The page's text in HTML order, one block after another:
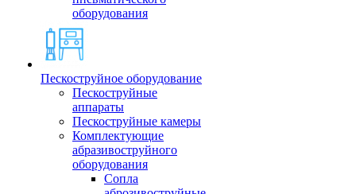
оборудования
Пескоструйное оборудование
Пескоструйные
аппараты
Пескоструйные камеры
Комплектующие
абразивоструйного
оборудования
Сопла